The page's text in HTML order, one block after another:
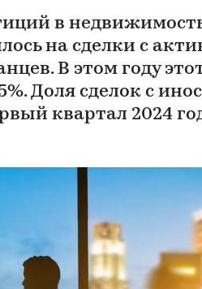
в
на сделки с
В этом году
Доля сделок с
квартал 2024